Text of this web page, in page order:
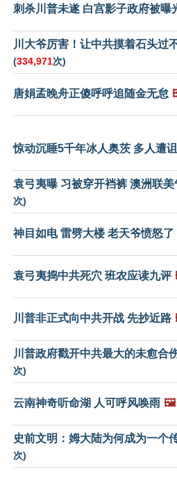
刺杀川普未遂 白宫影子政府被曝
川大爷厉害！让中共摸着石头过
(334,971次)
唐娟孟晚舟正傻呼呼追随金无怠
惊动沉睡5千年冰人奥茨 多人遭
袁弓夷曝 习被穿开裆裤 澳洲联美
次)
神目如电 雷劈大楼 老天爷愤怒了
袁弓夷捣中共死穴 班农应读九评
川普非正式向中共开战 先抄近路
川普政府戳开中共最大的未愈合
次)
云南神奇听命湖 人可呼风唤雨 🖼️
史前文明：姆大陆为何成为一个
次)